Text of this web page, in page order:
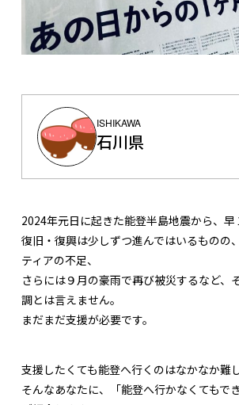
ISHIKAWA
石川県
2024年元日に起きた能登半島地震から、早
復旧・復興は少しずつ進んではいるものの
ティアの不足、
さらには９月の豪雨で再び被災するなど、
調とは言えません。
まだまだ支援が必要です。
支援したくても能登へ行くのはなかなか
そんなあなたに、「能登へ行かなくてもで